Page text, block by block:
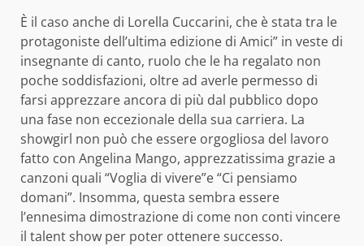
È il caso anche di Lorella Cuccarini, che è stata tra le
protagoniste dell’ultima edizione di Amici” in veste di
insegnante di canto, ruolo che le ha regalato non
poche soddisfazioni, oltre ad averle permesso di
farsi apprezzare ancora di più dal pubblico dopo
una fase non eccezionale della sua carriera. La
showgirl non può che essere orgogliosa del lavoro
fatto con Angelina Mango, apprezzatissima grazie a
canzoni quali “Voglia di vivere”e “Ci pensiamo
domani”. Insomma, questa sembra essere
l’ennesima dimostrazione di come non conti vincere
il talent show per poter ottenere successo.